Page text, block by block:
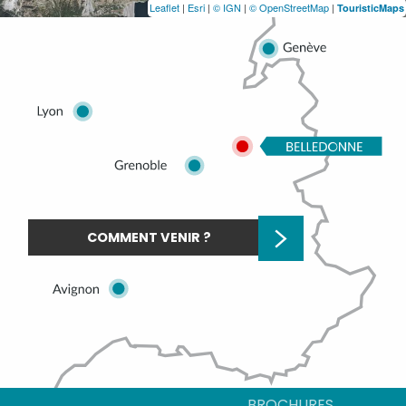
Leaflet | Esri | © IGN | © OpenStreetMap | TouristicMaps
COMMENT VENIR ?